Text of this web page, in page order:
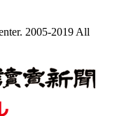
2005-2019 All